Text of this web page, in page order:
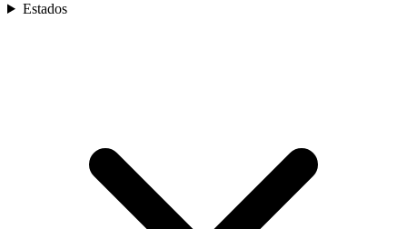
Estados